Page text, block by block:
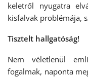
keletről nyugatra
kisfalvak problémája,
Tisztelt hallgatóság!
Nem véletlenül
fogalmak, naponta